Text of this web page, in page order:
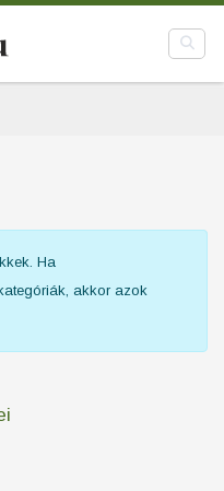
Ha
akkor azok